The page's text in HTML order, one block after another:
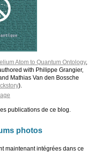
Atom to Quantum Ontology,
with Philippe Grangier,
Mathias Van den Bossche
).
publications de ce blog.
photos
maintenant intégrées dans ce